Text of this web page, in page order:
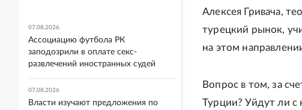
Алексея Гривача,
турецкий рынок,
на этом
Вопрос в том, за
Турции? Уйдут ли
07.08.2026
Ассоциацию футбола РК
заподозрили в оплате секс-
развлечений иностранных судей
07.08.2026
Власти изучают предложения по